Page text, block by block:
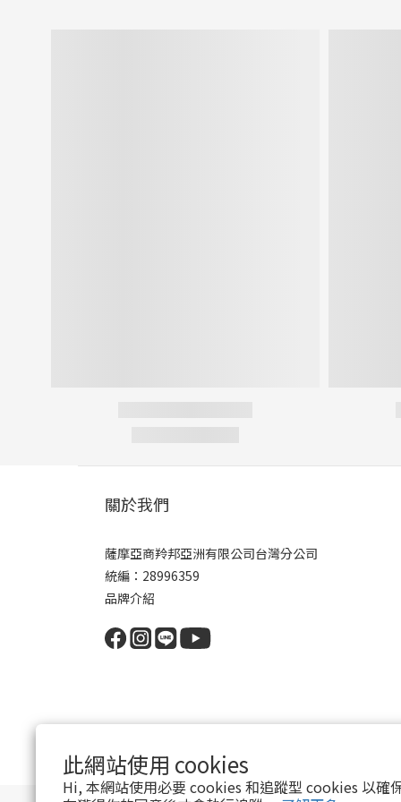
此網站使用 cookies
Hi, 本網站使用必要 cookies 和追蹤型 cookies 以確
關於我們
薩摩亞商羚邦亞洲有限公司台灣分公司
統編：28996359
品牌介紹